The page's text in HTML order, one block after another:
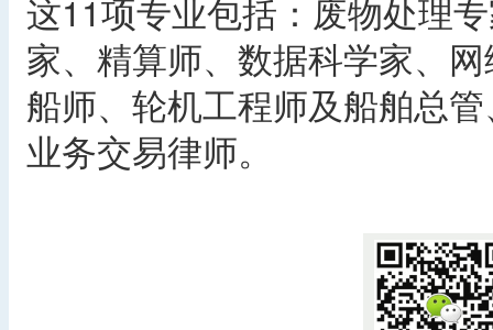
这11项专业包括：废物处理
家、精算师、数据科学家、
船师、轮机工程师及船舶总
业务交易律师。